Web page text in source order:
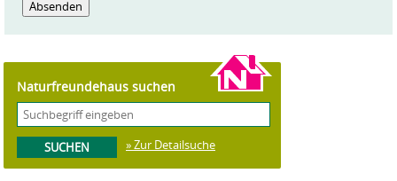
Naturfreundehaus suchen
» Zur Detailsuche